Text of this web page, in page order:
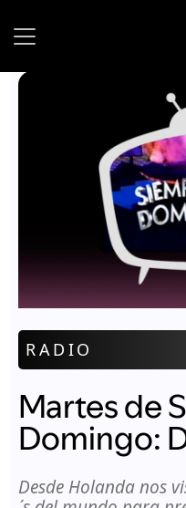
RADIO
Martes de
Domingo:
Desde Holanda nos